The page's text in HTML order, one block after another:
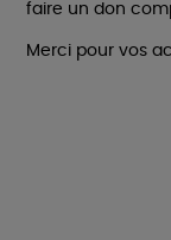
faire un don
Merci pour vos